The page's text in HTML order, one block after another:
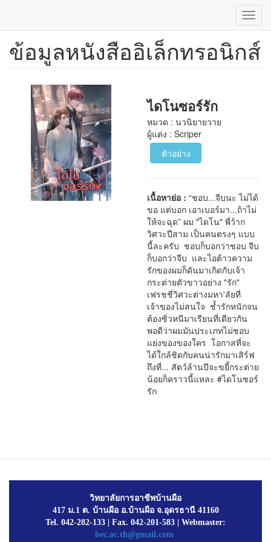
ข้าม
ข้อมูลหนังสืออิเล็กทรอนิกส์
ไดโนซอร์รัก
หมวด : นวนิยายวาย
ผู้แต่ง : Scriper
ตัวอย่าง
เนื้อหาย่อ :“ชอบ...จีบนะ ไม่ได้
ขอ แต่บอก เอาเบอร์มา...ถ้าไม่
ให้จะฉุด” ผม "ไดโน" พี่ว้าก
วิศวะปีสาม เป็นคนตรงๆ แบบ
นี้ละครับ ชอบก็บอกว่าชอบ จีบ
ก็บอกว่าจีบ และไอต้าวความ
รักของผมก็ดันมาเกิดกับเจ้า
กระต่ายตัวขาวอย่าง "รัก"
เฟรชชี่วิศวะต่างมหา'ลัยที่
เจ้าของไม่สนใจ ช้ำรักหนักจน
ต้องซิ่วหนีมาเรียนที่เดียวกัน
พอดีว่าผมมันประเภทไม่ชอบ
แย่งของของใคร โอกาสที่จะ
ได้ใกล้ชิดกับคนน่ารักมาเสิร์ฟ
ถึงที่... สัตว์ล้านปีจะขยี้กระต่าย
น้อยก็คราวนี้แหละ #ไดโนซอร์
รัก
วิทยาลัยการอาชีพบ้านผือ
417 ม.1 ต. บ้านผือ อ.บ้านผือ จ.อุดรธานี 41160
Tel. 042-282-133 | Fax. 042-201-583 | Webmaster:
bec.ac.th@gmail.com